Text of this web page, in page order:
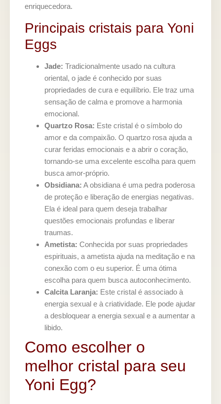
enriquecedora.
Principais cristais para Yoni
Eggs
Jade: Tradicionalmente usado na cultura
oriental, o jade é conhecido por suas
propriedades de cura e equilíbrio. Ele traz uma
sensação de calma e promove a harmonia
emocional.
Quartzo Rosa: Este cristal é o símbolo do
amor e da compaixão. O quartzo rosa ajuda a
curar feridas emocionais e a abrir o coração,
tornando-se uma excelente escolha para quem
busca amor-próprio.
Obsidiana: A obsidiana é uma pedra poderosa
de proteção e liberação de energias negativas.
Ela é ideal para quem deseja trabalhar
questões emocionais profundas e liberar
traumas.
Ametista: Conhecida por suas propriedades
espirituais, a ametista ajuda na meditação e na
conexão com o eu superior. É uma ótima
escolha para quem busca autoconhecimento.
Calcita Laranja: Este cristal é associado à
energia sexual e à criatividade. Ele pode ajudar
a desbloquear a energia sexual e a aumentar a
libido.
Como escolher o
melhor cristal para seu
Yoni Egg?